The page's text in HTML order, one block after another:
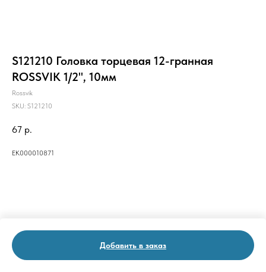
S121210 Головка торцевая 12-гранная
ROSSVIK 1/2", 10мм
Rossvik
SKU: S121210
67 р.
Добавить в заказ
ЕК000010871